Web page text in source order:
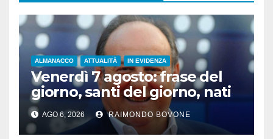
ALMANACCO ATTUALITÀ IN EVIDENZA
Venerdì 7 agosto: frase del
giorno, santi del giorno, nati
famosi, accadde oggi
AGO 6, 2026 RAIMONDO BOVONE